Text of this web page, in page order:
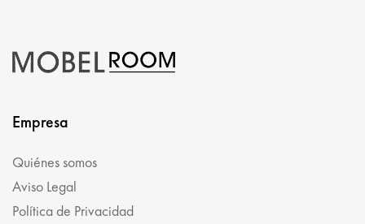
Empresa
Quiénes somos
Aviso Legal
Política de Privacidad